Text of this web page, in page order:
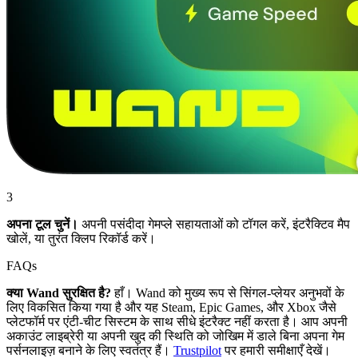
3
अपना टूल चुनें। अपनी पसंदीदा गेमप्ले सहायताओं को टॉगल करें, इंटरैक्टिव मैप
खोलें, या तुरंत क्लिप रिकॉर्ड करें।
FAQs
क्या Wand सुरक्षित है? हाँ। Wand को मुख्य रूप से सिंगल-प्लेयर अनुभवों के
लिए विकसित किया गया है और यह Steam, Epic Games, और Xbox जैसे
प्लेटफॉर्म पर एंटी-चीट सिस्टम के साथ सीधे इंटरैक्ट नहीं करता है। आप अपनी
अकाउंट लाइब्रेरी या अपनी खुद की स्थिति को जोखिम में डाले बिना अपना गेम
पर्सनलाइज़ बनाने के लिए स्वतंत्र हैं। Trustpilotपर हमारी समीक्षाएँ देखें।